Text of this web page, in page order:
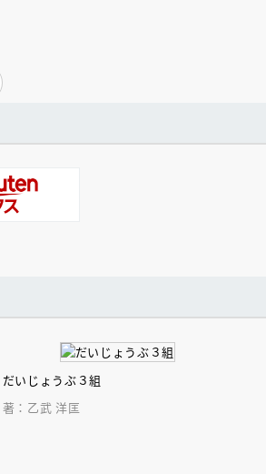
だいじょうぶ３組
著：乙武 洋匡